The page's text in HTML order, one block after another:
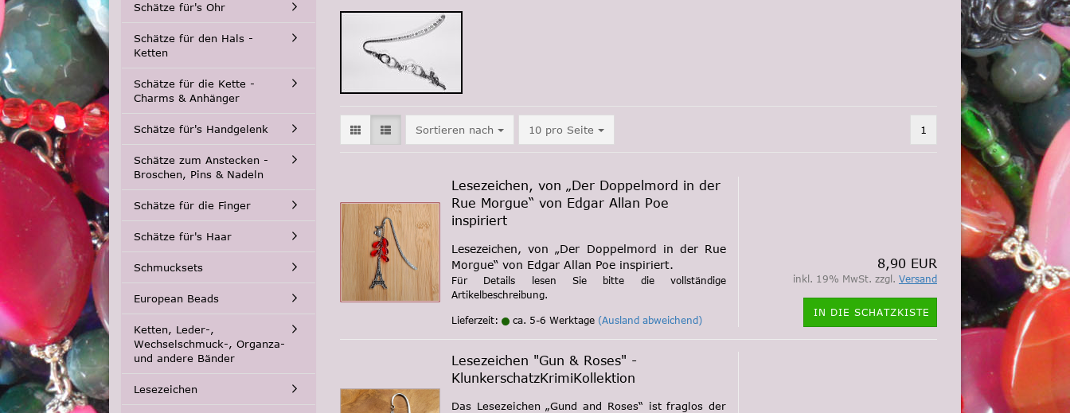
Sortieren nach
Sortieren nach 10 pro Seite
pro Seite 1
Lesezeichen, von „Der Doppelmord in der
Rue Morgue“ von Edgar Allan Poe
inspiriert
Lesezeichen, von „Der Doppelmord in der Rue
Morgue“ von Edgar Allan Poe inspiriert.
Für Details lesen Sie bitte die vollständige
Artikelbeschreibung.
Lieferzeit: ca. 5-6 Werktage (Ausland abweichend)
8,90 EUR
inkl. 19% MwSt. zzgl. Versand
IN DIE SCHATZKISTE
Lesezeichen "Gun & Roses" -
KlunkerschatzKrimiKollektion
Das Lesezeichen „Gund and Roses“ ist fraglos der
Schätze für's Ohr
Schätze für den Hals -
Ketten
Schätze für die Kette -
Charms & Anhänger
Schätze für's Handgelenk
Schätze zum Anstecken -
Broschen, Pins & Nadeln
Schätze für die Finger
Schätze für's Haar
Schmucksets
European Beads
Ketten, Leder-,
Wechselschmuck-, Organza-
und andere Bänder
Lesezeichen